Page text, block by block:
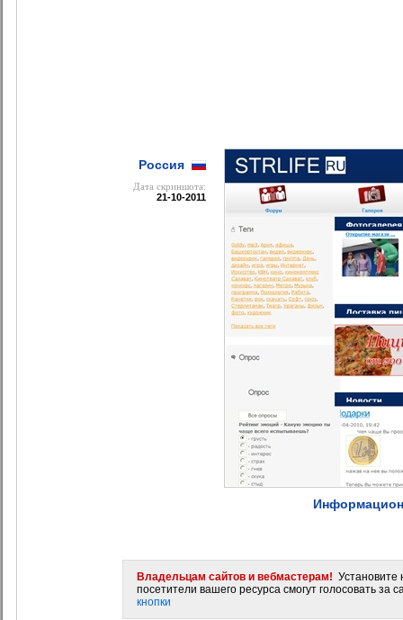
Россия
Дата cкриншота:
21-10-2011
Владельцам сайтов и вебмастерам! Установите
посетители вашего ресурса смогут голосовать за
кнопки